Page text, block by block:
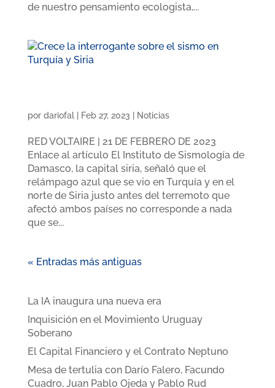
de nuestro pensamiento ecologista,...
por dariofal| Feb 27, 2023 Noticias
RED VOLTAIRE | 21 DE FEBRERO DE 2023
Enlace al artículo El Instituto de Sismología de
Damasco, la capital siria, señaló que el
relámpago azul que se vio ‎en Turquía y en el
norte de Siria justo antes del terremoto que
afectó ambos países ‎no corresponde a nada
que se...
« Entradas más antiguas
La IA inaugura una nueva era
Inquisición en el Movimiento Uruguay
Soberano
El Capital Financiero y el Contrato Neptuno
Mesa de tertulia con Darío Falero, Facundo
Cuadro, Juan Pablo Ojeda y Pablo Rud